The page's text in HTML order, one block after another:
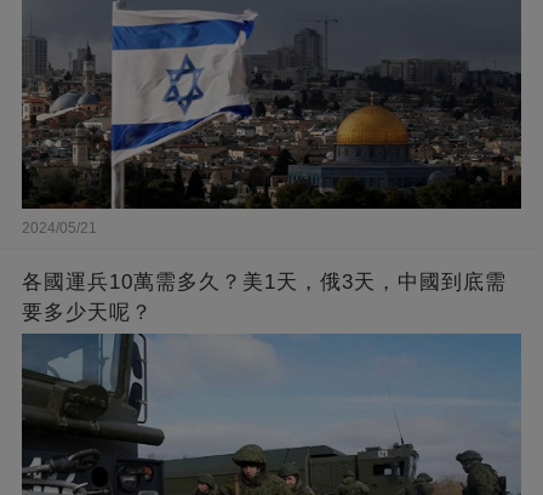
2024/05/21
各國運兵10萬需多久？美1天，俄3天，中國到底需
要多少天呢？